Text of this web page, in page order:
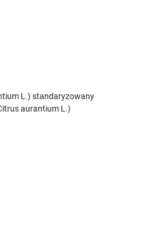
L.) standaryzowany
aurantium L.)